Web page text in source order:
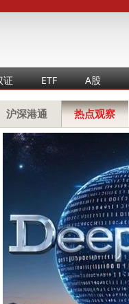
证 ETF A股
沪深港通 热点观察